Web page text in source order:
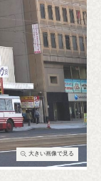
大きい画像で見る